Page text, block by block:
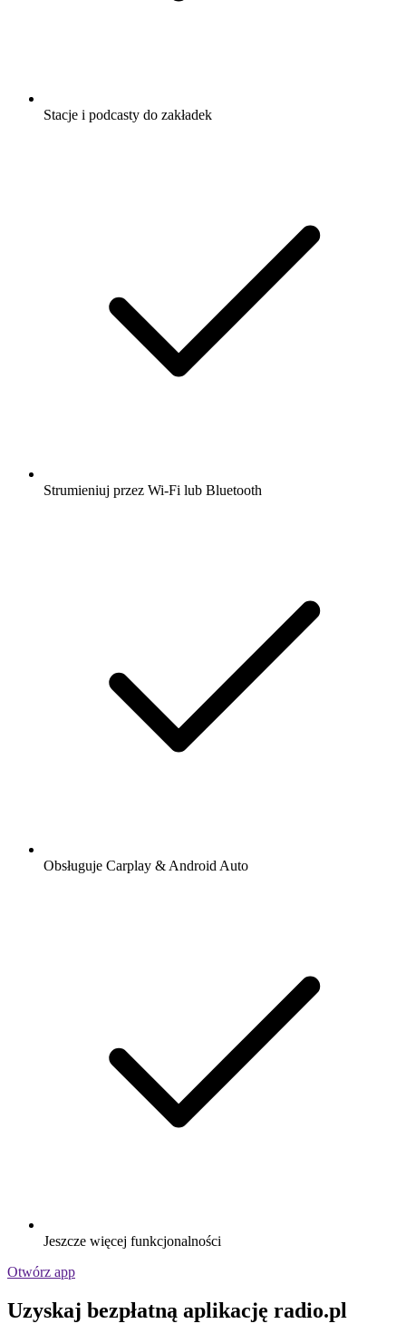
Stacje i podcasty do zakładek
Strumieniuj przez Wi-Fi lub Bluetooth
Obsługuje Carplay & Android Auto
Jeszcze więcej funkcjonalności
Otwórz app
Uzyskaj bezpłatną aplikację radio.pl